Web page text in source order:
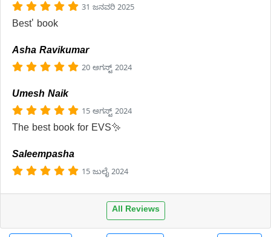
31 ಜನವರಿ 2025
Best' book
Asha Ravikumar
20 ಆಗಸ್ಟ್ 2024
Umesh Naik
15 ಆಗಸ್ಟ್ 2024
The best book for EVS✨
Saleempasha
15 ಜುಲೈ 2024
All Reviews